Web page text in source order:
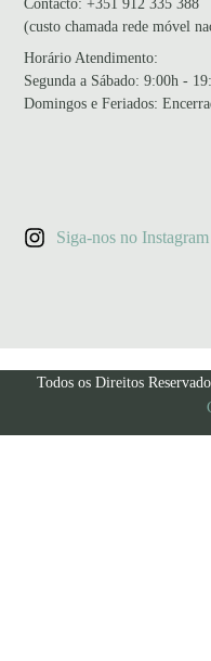
Contacto:+351 912 335 388
(custo chamada rede móvel
Horário Atendimento:
Segunda a Sábado: 9:00h -
Domingos e Feriados:
Siga-nos no Instagram
Todos os Direitos